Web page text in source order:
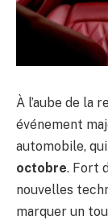
À l’aube de la
événement
automobile,
octobre. Fort
nouvelles
marquer un